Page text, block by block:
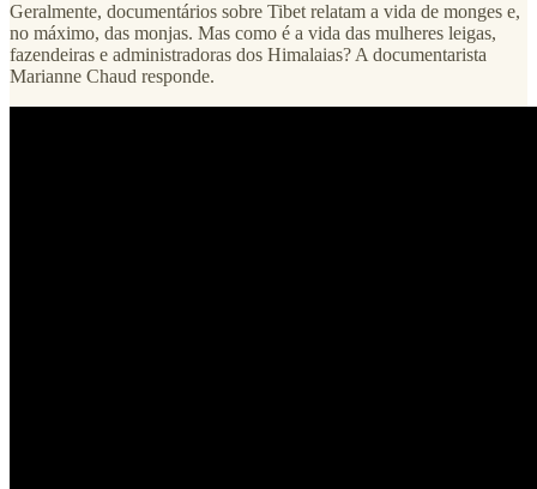
Geralmente, documentários sobre Tibet relatam a vida de monges e,
no máximo, das monjas. Mas como é a vida das mulheres leigas,
fazendeiras e administradoras dos Himalaias? A documentarista
Marianne Chaud responde.